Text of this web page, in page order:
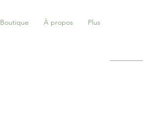
Boutique À propos Plus